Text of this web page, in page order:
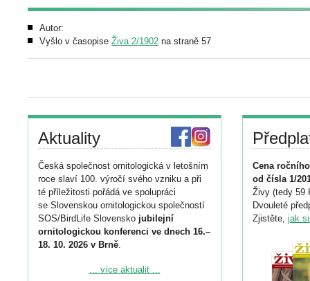
Autor:
Vyšlo v časopise Živa 2/1902 na straně 57
Aktuality
Česká společnost ornitologická v letošním
roce slaví 100. výročí svého vzniku a při
té příležitosti pořádá ve spolupráci
se Slovenskou ornitologickou společností
SOS/BirdLife Slovensko jubilejní
ornitologickou konferenci ve dnech 16.–
18. 10. 2026 v Brně.
Podrobnější informace ke konferenci
... více aktualit ...
Cena
od čísla 1/
Živy (tedy 59
Dvouleté
Zjistěte, jak